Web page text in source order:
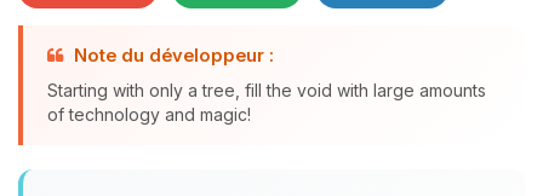
Note du développeur :
Starting with only a tree, fill the void with large amounts
of technology and magic!